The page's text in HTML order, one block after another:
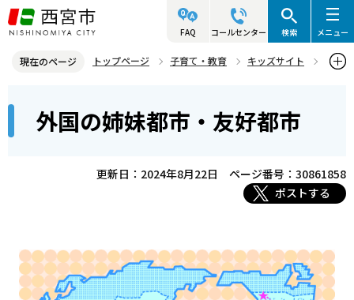
こ
の
ジ
先
FAQ コールセンター 検索 メニュー
現在のページ トップページ 子育て・教育
キッズサイト
こ
外国の姉妹都市・友好都市
更新日：2024年8月22日
ページ番号：30861858
ポストする